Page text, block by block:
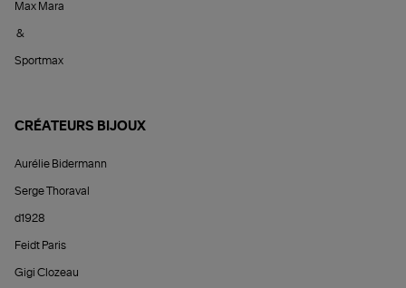
Max Mara
&
Sportmax
CRÉATEURS BIJOUX
Aurélie Bidermann
Serge Thoraval
d1928
Feidt Paris
Gigi Clozeau